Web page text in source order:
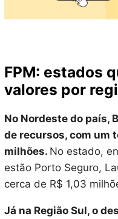
FPM: estados
valores por
No Nordeste do país,
de recursos, com um
milhões. No estado,
estão Porto Seguro,
cerca de R$ 1,03
Já na Região Sul, o